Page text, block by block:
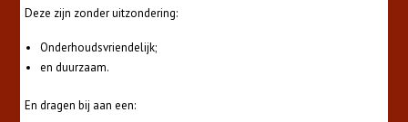
Deze zijn zonder uitzondering:
Onderhoudsvriendelijk;
en duurzaam.
En dragen bij aan een: